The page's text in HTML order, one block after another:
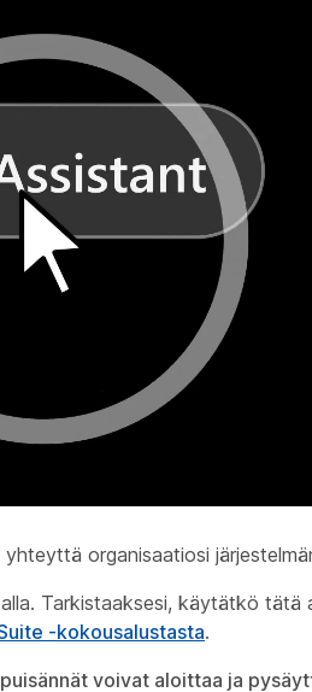
organisaatiosi
Tarkistaaksesi, käytätkö tätä
-kokousalustasta.
voivat aloittaa ja